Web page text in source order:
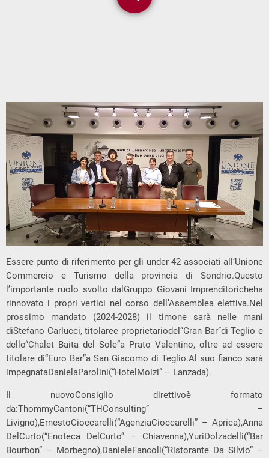
Essere punto di riferimento per gli under 42 associati all’Unione
Commercio e Turismo della provincia di Sondrio.Questo
l’importante ruolo svolto dalGruppo Giovani Imprenditoricheha
rinnovato i propri vertici nel corso dell’Assemblea elettiva.Nel
prossimo mandato (2024-2028) il timone sarà nelle mani
diStefano Carlucci, titolaree proprietariodel“Gran Bar”di Teglio e
dello“Chalet Baita del Sole”a Prato Valentino, oltre ad essere
titolare di“Euro Bar”a San Giacomo di Teglio.Al suo fianco sarà
impegnataDanielaParolini(“HotelMoizi” – Lanzada).
Il nuovoConsiglio direttivoè formato
da:ThommyCantoni(“THConsulting” –
Livigno),ErnestoCioccarelli(“AgenziaCioccarelli” – Aprica),Anna
DelCurto(“Enoteca DelCurto” – Chiavenna),YuriDolzadelli(“Bar
Bourbon” – Morbegno),DanieleFancoli(“Ristorante Da Silvio” –